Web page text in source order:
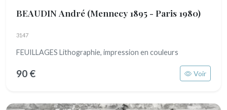
BEAUDIN André (Mennecy 1895 - Paris 1980)
3147
FEUILLAGES Lithographie, impression en couleurs
90 € Voir